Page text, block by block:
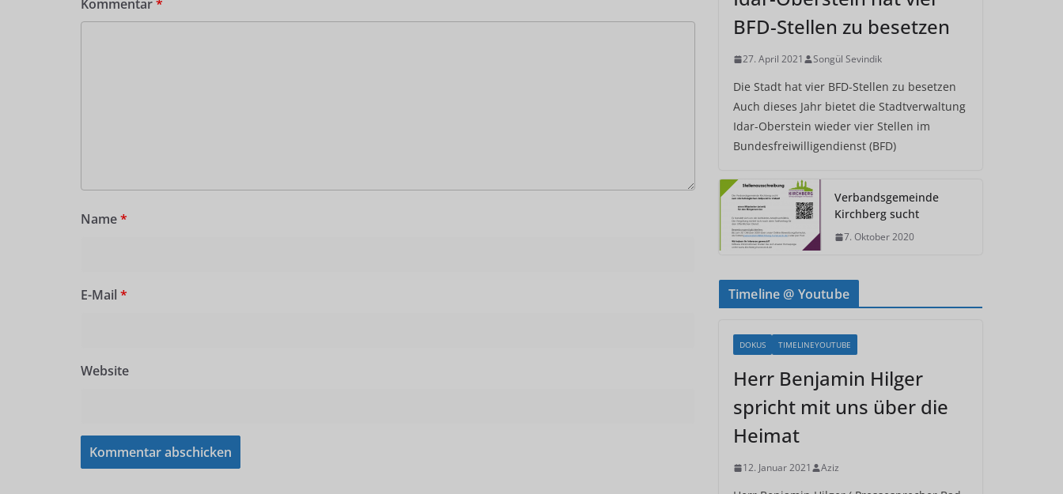
Kommentar*
Name*
E-Mail *
Website
BFD-Stellen zu besetzen
27. April 2021 Songül Sevindik
Die Stadt hat vier BFD-Stellen zu besetzen
Auch dieses Jahr bietet die Stadtverwaltung
Idar-Oberstein wieder vier Stellen im
Bundesfreiwilligendienst (BFD)
Verbandsgemeinde
Kirchberg sucht
7. Oktober 2020
Timeline @ Youtube
DOKUS TIMELINEYOUTUBE
Herr Benjamin Hilger
spricht mit uns über die
Heimat
12. Januar 2021 Aziz